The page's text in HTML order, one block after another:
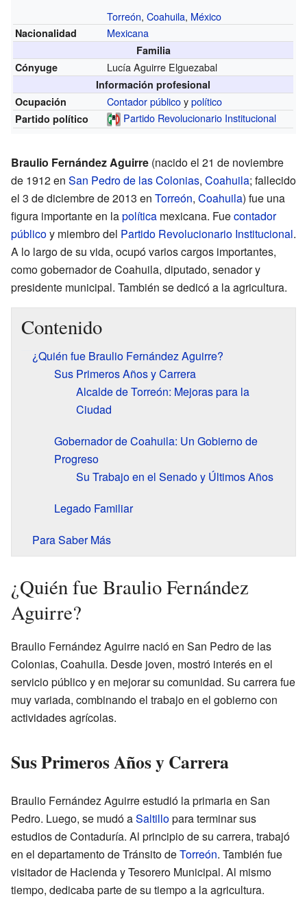
Torreón,Coahuila, México
Nacionalidad Mexicana
Familia
Cónyuge
Lucía Aguirre Elguezabal
Información profesional
Ocupación
Contador públicoypolítico
Partido político Partido Revolucionario Institucional
Braulio Fernández Aguirre (nacido el 21 de noviembre
de 1912 en San Pedro de las Colonias, Coahuila; fallecido
el 3 de diciembre de 2013 en Torreón, Coahuila) fue una
figura importante en lapolítica mexicana. Fuecontador
públicoy miembro del Partido Revolucionario Institucional.
A lo largo de su vida, ocupó varios cargos importantes,
como gobernador de Coahuila, diputado, senador y
presidente municipal. También se dedicó a la agricultura.
Contenido
¿Quién fue Braulio Fernández Aguirre?
Sus Primeros Años y Carrera
Alcalde de Torreón: Mejoras para la
Ciudad
Gobernador de Coahuila: Un Gobierno de
Progreso
Su Trabajo en el Senado y Últimos Años
Legado Familiar
Para Saber Más
¿Quién fue Braulio Fernández
Aguirre?
Braulio Fernández Aguirre nació en San Pedro de las
Colonias, Coahuila. Desde joven, mostró interés en el
servicio público y en mejorar su comunidad. Su carrera fue
muy variada, combinando el trabajo en el gobierno con
actividades agrícolas.
Sus Primeros Años y Carrera
Braulio Fernández Aguirre estudió la primaria en San
Pedro. Luego, se mudó aSaltillopara terminar sus
estudios de Contaduría. Al principio de su carrera, trabajó
en el departamento de Tránsito deTorreón. También fue
visitador de Hacienda y Tesorero Municipal. Al mismo
tiempo, dedicaba parte de su tiempo a la agricultura.